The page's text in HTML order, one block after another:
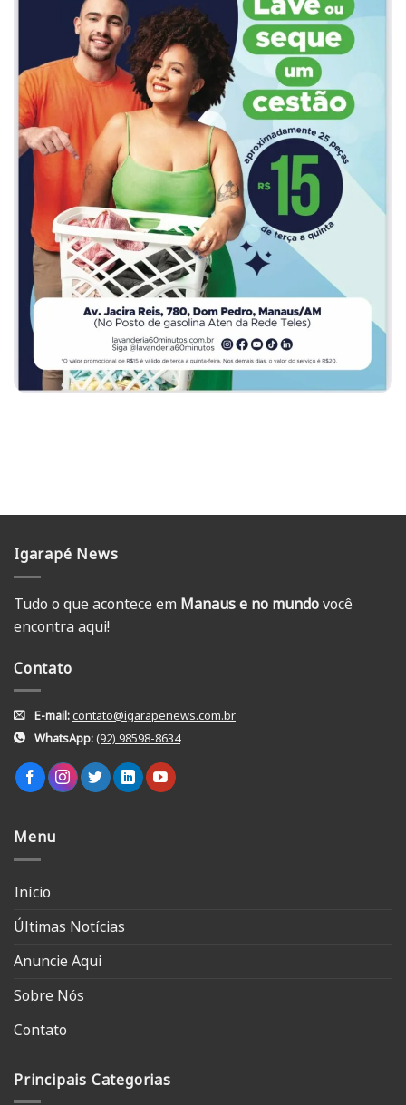
Igarapé News
Tudo o que acontece em Manaus e no mundovocê
encontra aqui!
Contato
E-mail:contato@igarapenews.com.br
WhatsApp:(92) 98598-8634
Menu
Início
Últimas Notícias
Anuncie Aqui
Sobre Nós
Contato
Principais Categorias